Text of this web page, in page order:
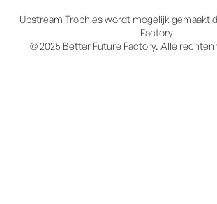
Upstream Trophies wordt mogelijk gemaakt
Factory
© 2025 Better Future Factory. Alle